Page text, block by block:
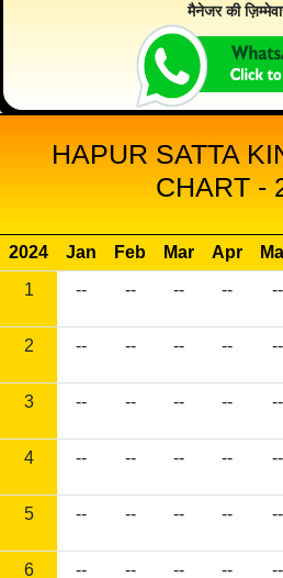
मैनेजर की
HAPUR SATTA
CHART -
2024 Jan Feb Mar Apr
1
-- -- -- -- --
2 -- -- -- -- --
3 -- -- -- -- --
4 -- -- -- -- --
5 -- -- -- -- --
6 -- -- -- -- --